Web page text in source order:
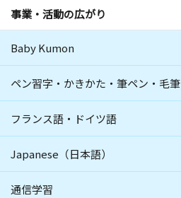
事業・活動の広がり
Baby Kumon
ペン習字・かきかた・筆ペン・毛筆
フランス語・ドイツ語
Japanese（日本語）
通信学習